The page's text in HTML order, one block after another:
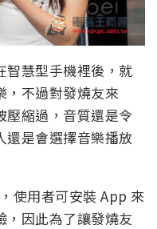
智慧型手機裡後，就
，不過對發燒友來
壓縮過，音質還是令
還是會選擇音樂播放
使用者可安裝 App 來
，因此為了讓發燒友